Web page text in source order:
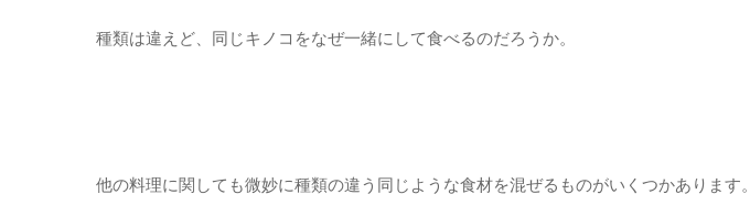
種類は違えど、同じキノコをなぜ一緒にして食べるのだろうか。
他の料理に関しても微妙に種類の違う同じような食材を混ぜるものがいくつかあります。